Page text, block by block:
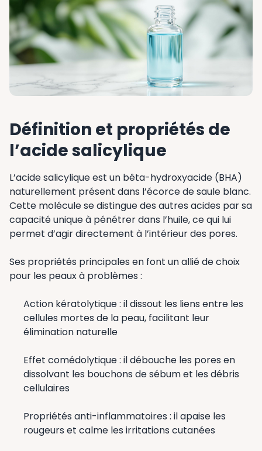
Définition et propriétés de
l’acide salicylique
L’acide salicylique est un bêta-hydroxyacide (BHA)
naturellement présent dans l’écorce de saule blanc.
Cette molécule se distingue des autres acides par sa
capacité unique à pénétrer dans l’huile, ce qui lui
permet d’agir directement à l’intérieur des pores.
Ses propriétés principales en font un allié de choix
pour les peaux à problèmes :
Action kératolytique : il dissout les liens entre les
cellules mortes de la peau, facilitant leur
élimination naturelle
Effet comédolytique : il débouche les pores en
dissolvant les bouchons de sébum et les débris
cellulaires
Propriétés anti-inflammatoires : il apaise les
rougeurs et calme les irritations cutanées